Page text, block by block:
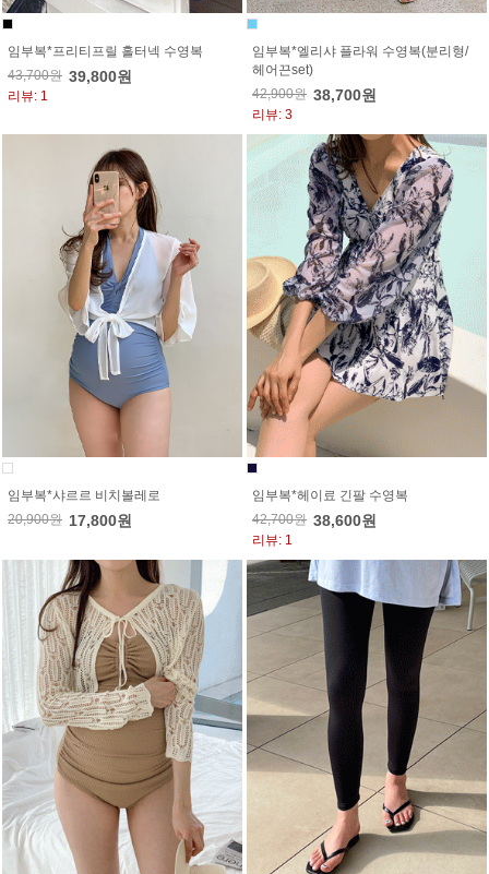
임부복*프리티프릴 홀터넥 수영복
43,700원 39,800원
리뷰: 1
임부복*엘리샤 플라워 수영복(분리형/
헤어끈set)
42,900원 38,700원
리뷰: 3
임부복*샤르르 비치볼레로
20,900원 17,800원
임부복*헤이료 긴팔 수영복
42,700원 38,600원
리뷰: 1